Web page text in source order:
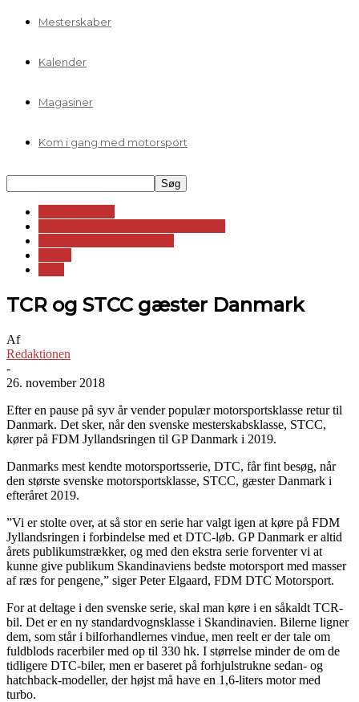
Mesterskaber
Kalender
Magasiner
Kom i gang med motorsport
TCR og STCC gæster Danmark
Af
Redaktionen
-
26. november 2018
Efter en pause på syv år vender populær motorsportsklasse retur til
Danmark. Det sker, når den svenske mesterskabsklasse, STCC,
kører på FDM Jyllandsringen til GP Danmark i 2019.
Danmarks mest kendte motorsportsserie, DTC, får fint besøg, når
den største svenske motorsportsklasse, STCC, gæster Danmark i
efteråret 2019.
”Vi er stolte over, at så stor en serie har valgt igen at køre på FDM
Jyllandsringen i forbindelse med et DTC-løb. GP Danmark er altid
årets publikumstrækker, og med den ekstra serie forventer vi at
kunne give publikum Skandinaviens bedste motorsport med masser
af ræs for pengene,” siger Peter Elgaard, FDM DTC Motorsport.
For at deltage i den svenske serie, skal man køre i en såkaldt TCR-
bil. Det er en ny standardvognsklasse i Skandinavien. Bilerne ligner
dem, som står i bilforhandlernes vindue, men reelt er der tale om
fuldblods racerbiler med op til 330 hk. I størrelse minder de om de
tidligere DTC-biler, men er baseret på forhjulstrukne sedan- og
hatchback-modeller, der højst må have en 1,6-liters motor med
turbo.